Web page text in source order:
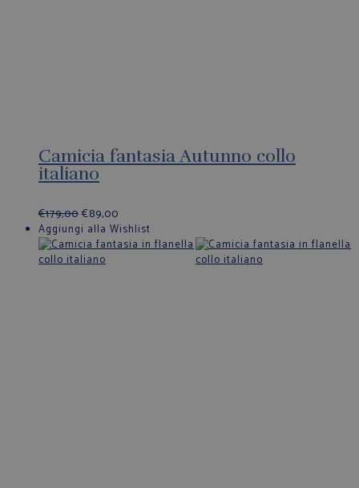
Camicia fantasia Autunno collo
italiano
€179,00€89,00
Aggiungi alla Wishlist